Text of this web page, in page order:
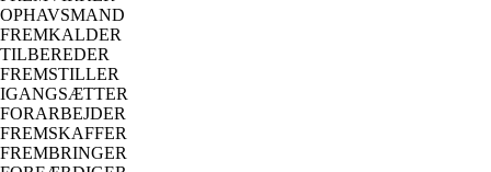
OPHAVSMAND
FREMKALDER
TILBEREDER
FREMSTILLER
IGANGSÆTTER
FORARBEJDER
FREMSKAFFER
FREMBRINGER